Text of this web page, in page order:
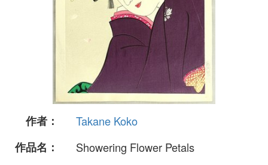
作者：
Takane Koko
作品名：
Showering Flower Petals